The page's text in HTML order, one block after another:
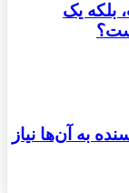
بلکه یک
به آن‌ها نیاز